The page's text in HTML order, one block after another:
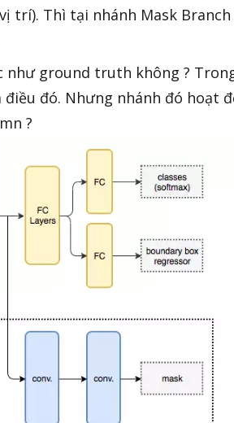
trí). Thì tại nhánh Mask Branch
như ground truth không ?
đó. Nhưng nhánh đó hoạt
?